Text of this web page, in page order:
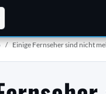
Einige Fernseher sind nicht